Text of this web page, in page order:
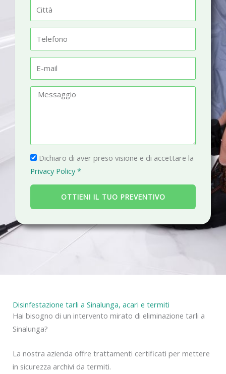
t
à
l
fm
a
g
g
i
P
r
i
a
c
Dichiaro di aver preso visione e di accettare la
Privacy Policy *
OTTIENI IL TUO PREVENTIVO
Disinfestazione tarli a Sinalunga, acari e termiti
Hai bisogno di un intervento mirato di eliminazione tarli a
Sinalunga?
La nostra azienda offre trattamenti certificati per mettere
in sicurezza archivi da termiti.